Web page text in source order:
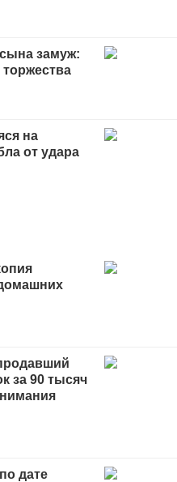
замуж:
на
от удара
за 90 тысяч
дате